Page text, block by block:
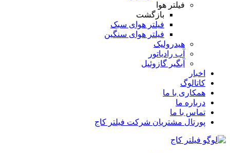
فیلتر هوا
بازگشت
فیلتر هوای سبک
فیلتر هوای سنگین
هیدرولیک
آب رادیاتور
آبگیر گازوئیل
اخبار
کاتالوگ
همکاری با ما
درباره ما
تماس با ما
پورتال مشتریان شرکت فیلتر کاج